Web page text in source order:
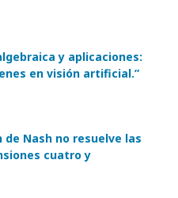
y aplicaciones:
en visión artificial.”
de Nash no resuelve las
cuatro y